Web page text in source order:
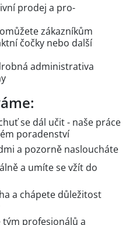
prodej a pro-
zákazníkům
čočky nebo další
administrativa
se dál učit - naše práce
poradenství
a pozorně nasloucháte
a umíte se vžít do
a chápete důležitost
tým profesionálů a